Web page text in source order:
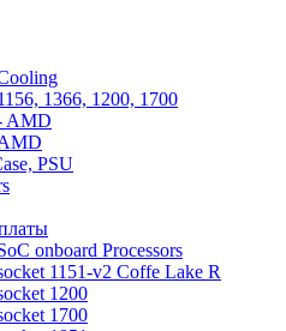
1366, 1200, 1700
AMD
PSU
onboard Processors
1151-v2 Coffe Lake R
1200
1700